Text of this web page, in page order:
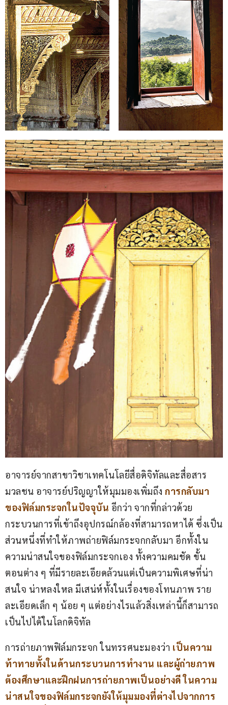
อาจารย์จากสาขาวิชาเทคโนโลยีสื่อดิจิทัลและสื่อสาร
มวลชน อาจารย์ปริญญาให้มุมมองเพิ่มถึง การกลับมา
ของฟิล์มกระจกในปัจจุบัน อีกว่า จากที่กล่าวด้วย
กระบวนการที่เข้าถึงอุปกรณ์กล้องที่สามารถหาได้ ซึ่งเป็น
ส่วนหนึ่งที่ทำให้ภาพถ่ายฟิล์มกระจกกลับมา อีกทั้งใน
ความน่าสนใจของฟิล์มกระจกเอง ทั้งความคมชัด ขั้น
ตอนต่าง ๆ ที่มีรายละเอียดล้วนแต่เป็นความพิเศษที่น่า
สนใจ น่าหลงใหล มีเสน่ห์ทั้งในเรื่องของโทนภาพ ราย
ละเอียดเล็ก ๆ น้อย ๆ แต่อย่างไรแล้วสิ่งเหล่านี้ก็สามารถ
เป็นไปได้ในโลกดิจิทัล
การถ่ายภาพฟิล์มกระจก ในทรรศนะมองว่า เป็นความ
ท้าทายทั้งในด้านกระบวนการทำงาน และผู้ถ่ายภาพ
ต้องศึกษาและฝึกฝนการถ่ายภาพเป็นอย่างดี ในความ
น่าสนใจของฟิล์มกระจกยังให้มุมมองที่ต่างไปจากการ